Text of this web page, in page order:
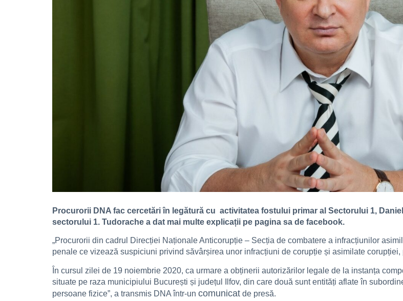
Procurorii DNA fac cercetări în legătură cu activitatea fostului primar al Sectorului 1,
sectorului 1. Tudorache a dat mai multe explicații pe pagina sa de facebook.
„Procurorii din cadrul Direcției Naționale Anticorupție – Secția de combatere a infracțiunilor
penale ce vizează suspiciuni privind săvârșirea unor infracțiuni de corupție și asimilate
În cursul zilei de 19 noiembrie 2020, ca urmare a obținerii autorizărilor legale de la instanța
situate pe raza municipiului București și județul Ilfov, din care două sunt entități aflate în
persoane fizice”, a transmis DNA într-un comunicat de presă.